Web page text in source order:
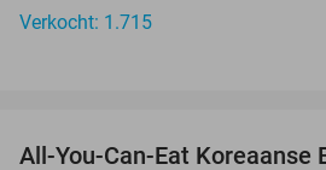
Verkocht: 1.715
All-You-Can-Eat Koreaanse